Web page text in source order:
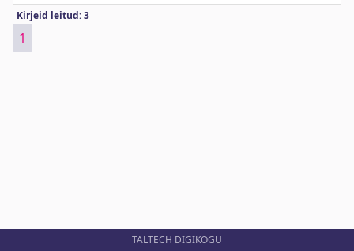
Kirjeid leitud: 3
1
TALTECH DIGIKOGU